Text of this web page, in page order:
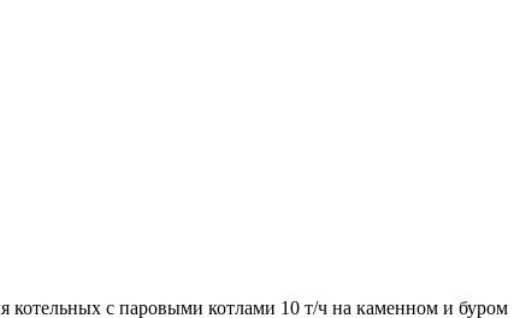
с паровыми котлами 10 т/ч на каменном и буром